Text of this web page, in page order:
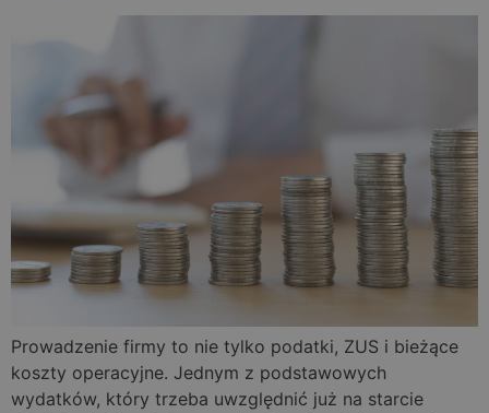
Prowadzenie firmy to nie tylko podatki, ZUS i bieżące
koszty operacyjne. Jednym z podstawowych
wydatków, który trzeba uwzględnić już na starcie